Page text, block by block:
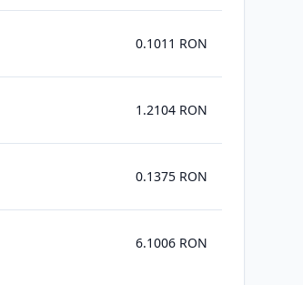
0.1011 RON
1.2104 RON
0.1375 RON
6.1006 RON